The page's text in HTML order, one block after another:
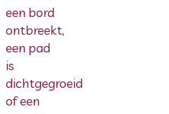
een bord
ontbreekt,
een pad
is
dichtgegroeid
of een